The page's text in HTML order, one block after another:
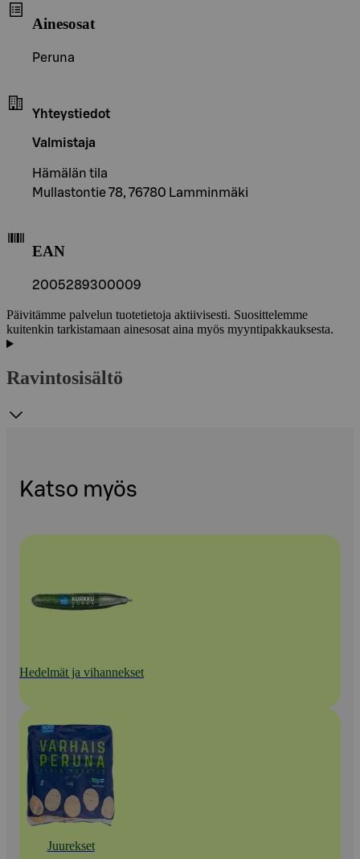
Ainesosat
Peruna
Yhteystiedot
Valmistaja
Hämälän tila
Mullastontie 78, 76780 Lamminmäki
EAN
2005289300009
Päivitämme palvelun tuotetietoja aktiivisesti. Suosittelemme
kuitenkin tarkistamaan ainesosat aina myös myyntipakkauksesta.
Ravintosisältö
Katso myös
Hedelmät ja vihannekset
Juurekset